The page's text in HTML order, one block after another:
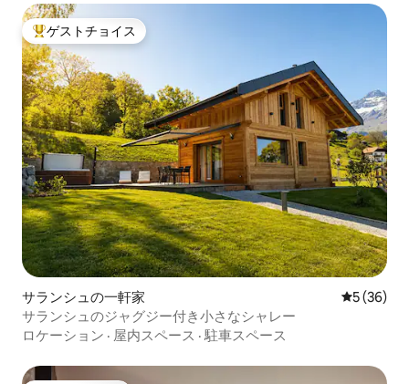
大好評のゲストチョイスです。
ゲストチョイス
サランシュの一軒家 レビュー
5 (36)
サランシュのジャグジー付き小さなシャレー
ロケーション · 屋内スペース ·駐車スペース